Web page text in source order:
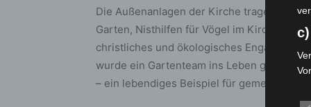
Die Außenanlagen der Kirche tragen
Garten, Nisthilfen für Vögel im Kirchturm,
christliches und ökologisches Engagement
wurde ein Gartenteam ins Leben gerufen,
– ein lebendiges Beispiel für